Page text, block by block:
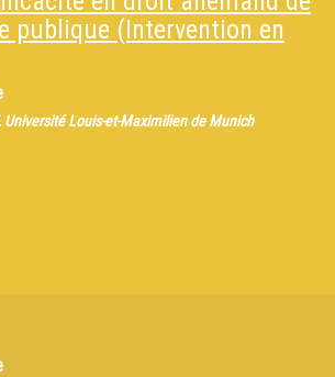
publique (Intervention en
Université Louis-et-Maximilien de Munich